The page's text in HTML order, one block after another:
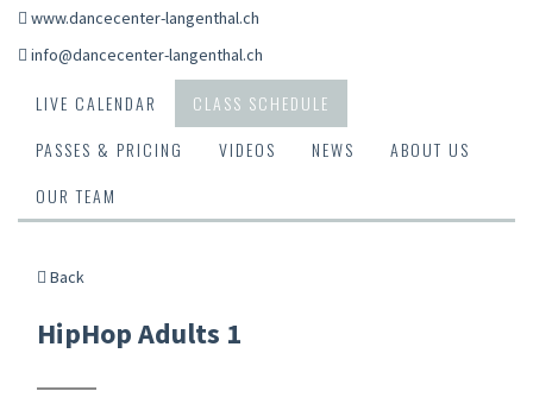
www.dancecenter-langenthal.ch
info@dancecenter-langenthal.ch
LIVE CALENDAR
CLASS SCHEDULE
PASSES & PRICING
VIDEOS NEWS
ABOUT US
OUR TEAM
Back
HipHop Adults 1